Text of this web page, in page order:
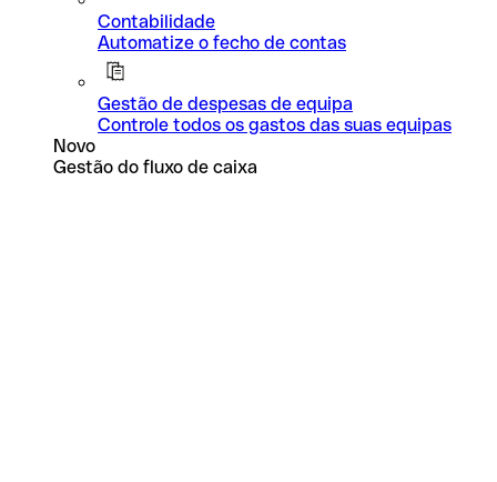
Contabilidade
Automatize o fecho de contas
Gestão de despesas de equipa
Controle todos os gastos das suas equipas
Novo
Gestão do fluxo de caixa